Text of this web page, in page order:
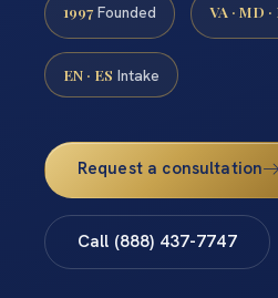
1997 Founded VA · MD ·
EN · ES Intake
Request a consultation
Call (888) 437-7747